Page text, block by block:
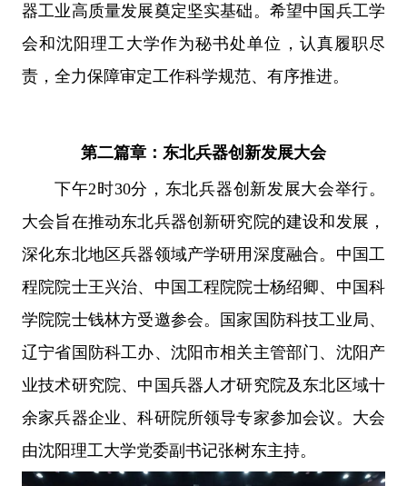
器工业高质量发展奠定坚实基础。希望中国兵工学
会和沈阳理工大学作为秘书处单位，认真履职尽
责，全力保障审定工作科学规范、有序推进。
第二篇章：东北兵器创新发展大会
下午2时30分，东北兵器创新发展大会举行。
大会旨在推动东北兵器创新研究院的建设和发展，
深化东北地区兵器领域产学研用深度融合。中国工
程院院士王兴治、中国工程院院士杨绍卿、中国科
学院院士钱林方受邀参会。国家国防科技工业局、
辽宁省国防科工办、沈阳市相关主管部门、沈阳产
业技术研究院、中国兵器人才研究院及东北区域十
余家兵器企业、科研院所领导专家参加会议。大会
由沈阳理工大学党委副书记张树东主持。